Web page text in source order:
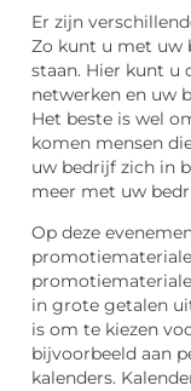
Er zijn
Zo kunt u met uw
staan. Hier kunt u
netwerken en uw
Het beste is wel
komen mensen
uw bedrijf zich in
meer met uw
Op deze
in grote getalen
is om te kiezen
bijvoorbeeld aan
kalenders.